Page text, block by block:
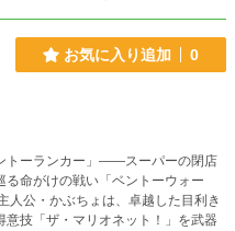
お気に入り追加 0
トーランカー」――スーパーの閉店
る命がけの戦い「ベントーウォー
人公・かぶちょは、卓越した目利き
意技「ザ・マリオネット！」を武器